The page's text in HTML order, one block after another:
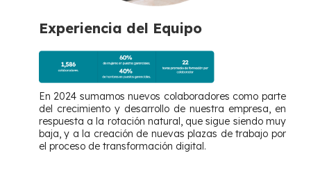
Experiencia del Equipo
En 2024 sumamos nuevos colaboradores como parte
del crecimiento y desarrollo de nuestra empresa, en
respuesta a la rotación natural, que sigue siendo muy
baja, y a la creación de nuevas plazas de trabajo por
el proceso de transformación digital.